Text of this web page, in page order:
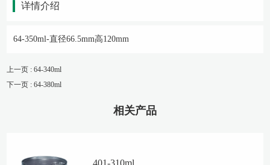
相关产品
401-310ml
详情介绍
64-350ml-直径66.5mm高120mm
上一页 : 64-340ml
下一页 : 64-380ml